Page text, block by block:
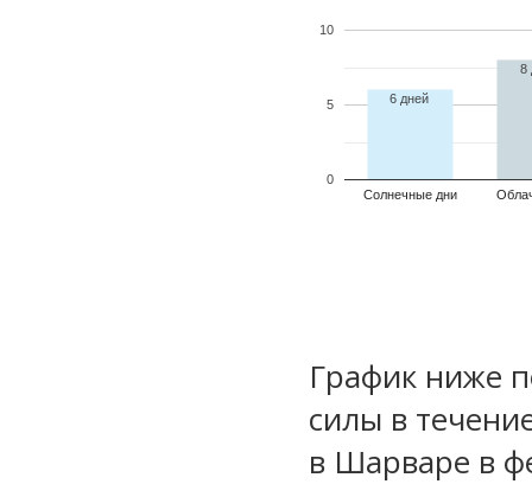
Солнечные дни
0
5
10
6 дней
8
График ниже
силы в
в Шарваре в